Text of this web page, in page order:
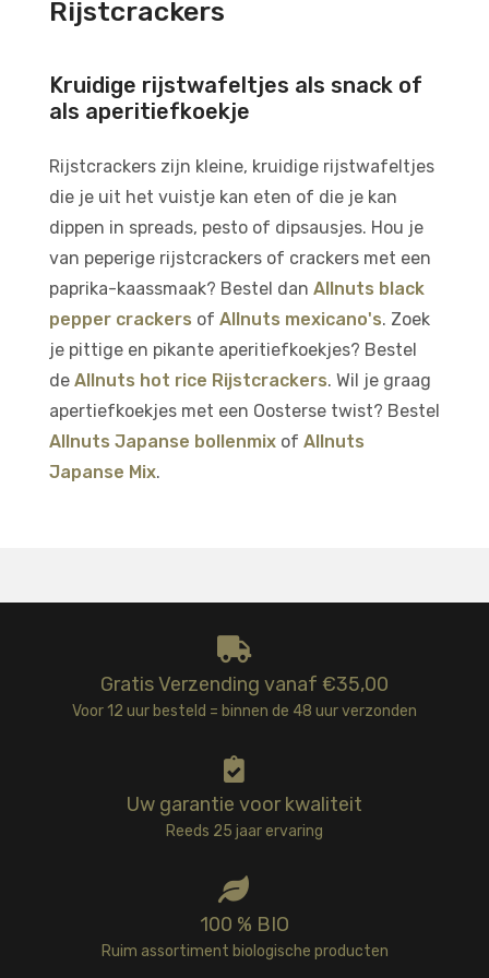
Rijstcrackers
Kruidige rijstwafeltjes als snack of
als aperitiefkoekje
Rijstcrackers zijn kleine, kruidige rijstwafeltjes
die je uit het vuistje kan eten of die je kan
dippen in spreads, pesto of dipsausjes. Hou je
van peperige rijstcrackers of crackers met een
paprika-kaassmaak? Bestel dan Allnuts black
pepper crackers of Allnuts mexicano's. Zoek
je pittige en pikante aperitiefkoekjes? Bestel
de Allnuts hot rice Rijstcrackers. Wil je graag
apertiefkoekjes met een Oosterse twist? Bestel
Allnuts Japanse bollenmix of Allnuts
Japanse Mix.
Gratis Verzending vanaf €35,00
Voor 12 uur besteld = binnen de 48 uur verzonden
Uw garantie voor kwaliteit
Reeds 25 jaar ervaring
100 % BIO
Ruim assortiment biologische producten